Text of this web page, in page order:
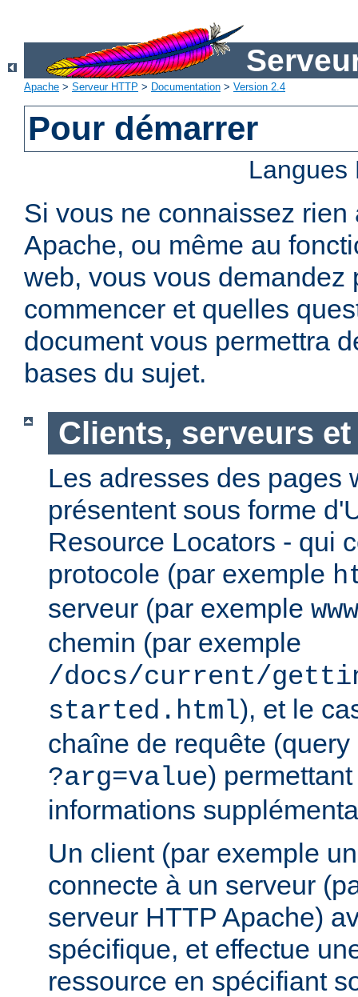
Apache > Serveur HTTP > Documentation > Version 2.4
Pour démarrer
Si vous ne connaissez rien
Apache, ou même au
web, vous vous demandez
commencer et quelles
document vous permettra
bases du sujet.
Clients, serveurs et
Les adresses des pages
présentent sous forme
Resource Locators - qui
protocole (par exemple
serveur (par exemple
chemin (par exemple
/docs/current/
started.html), et le
chaîne de requête
?arg=value)
informations
Un client (par exemple
connecte à un serveur
serveur HTTP Apache)
spécifique, et effectue
ressource en spécifiant